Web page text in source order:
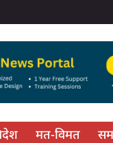
मत-विमत